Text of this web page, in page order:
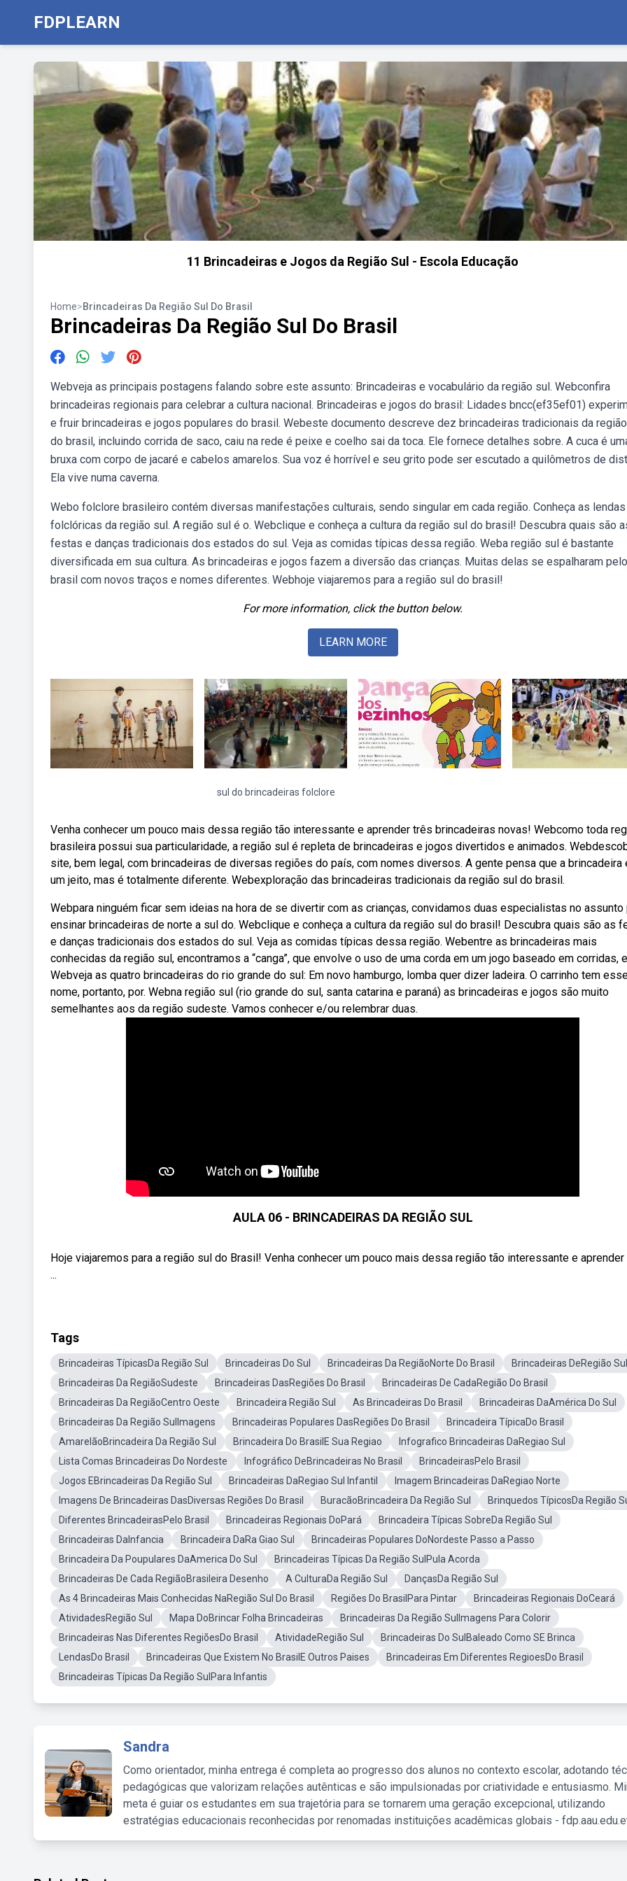
FDPLEARN
11 Brincadeiras e Jogos da Região Sul - Escola Educação
Home>Brincadeiras Da Região Sul Do Brasil
Brincadeiras Da Região Sul Do Brasil
Webveja as principais postagens falando sobre este assunto: Brincadeiras e vocabulário da região sul. Webconfira
brincadeiras regionais para celebrar a cultura nacional. Brincadeiras e jogos do brasil: Lidades bncc(ef35ef01)
e fruir brincadeiras e jogos populares do brasil. Webeste documento descreve dez brincadeiras tradicionais da
do brasil, incluindo corrida de saco, caiu na rede é peixe e coelho sai da toca. Ele fornece detalhes sobre. A cuca é
bruxa com corpo de jacaré e cabelos amarelos. Sua voz é horrível e seu grito pode ser escutado a quilômetros de
Ela vive numa caverna.
Webo folclore brasileiro contém diversas manifestações culturais, sendo singular em cada região. Conheça as lendas
folclóricas da região sul. A região sul é o. Webclique e conheça a cultura da região sul do brasil! Descubra quais são
festas e danças tradicionais dos estados do sul. Veja as comidas típicas dessa região. Weba região sul é bastante
diversificada em sua cultura. As brincadeiras e jogos fazem a diversão das crianças. Muitas delas se espalharam pelo
brasil com novos traços e nomes diferentes. Webhoje viajaremos para a região sul do brasil!
For more information, click the button below.
LEARN MORE
sul do brincadeiras folclore
Venha conhecer um pouco mais dessa região tão interessante e aprender três brincadeiras novas! Webcomo toda
brasileira possui sua particularidade, a região sul é repleta de brincadeiras e jogos divertidos e animados.
site, bem legal, com brincadeiras de diversas regiões do país, com nomes diversos. A gente pensa que a brincadeira
um jeito, mas é totalmente diferente. Webexploração das brincadeiras tradicionais da região sul do brasil.
Webpara ninguém ficar sem ideias na hora de se divertir com as crianças, convidamos duas especialistas no assunto
ensinar brincadeiras de norte a sul do. Webclique e conheça a cultura da região sul do brasil! Descubra quais são as
e danças tradicionais dos estados do sul. Veja as comidas típicas dessa região. Webentre as brincadeiras mais
conhecidas da região sul, encontramos a “canga”, que envolve o uso de uma corda em um jogo baseado em corridas,
Webveja as quatro brincadeiras do rio grande do sul: Em novo hamburgo, lomba quer dizer ladeira. O carrinho tem
nome, portanto, por. Webna região sul (rio grande do sul, santa catarina e paraná) as brincadeiras e jogos são muito
semelhantes aos da região sudeste. Vamos conhecer e/ou relembrar duas.
AULA 06 - BRINCADEIRAS DA REGIÃO SUL
Hoje viajaremos para a região sul do Brasil! Venha conhecer um pouco mais dessa região tão interessante e
...
Tags
Brincadeiras TípicasDa Região Sul Brincadeiras Do Sul Brincadeiras Da RegiãoNorte Do Brasil
Brincadeiras DeRegião Sul
Brincadeiras Da RegiãoSudeste
Brincadeiras DasRegiões Do Brasil
Brincadeiras De CadaRegião Do Brasil
Brincadeiras Da RegiãoCentro Oeste
Brincadeira Região Sul As Brincadeiras Do Brasil
Brincadeiras DaAmérica Do Sul
Brincadeiras Da Região SulImagens
Brincadeiras Populares DasRegiões Do Brasil
Brincadeira TípicaDo Brasil
AmarelãoBrincadeira Da Região Sul
Brincadeira Do BrasilE Sua Regiao
Infografico Brincadeiras DaRegiao Sul
Lista Comas Brincadeiras Do Nordeste
Infográfico DeBrincadeiras No Brasil
BrincadeirasPelo Brasil
Jogos EBrincadeiras Da Região Sul
Brincadeiras DaRegiao Sul Infantil
Imagem Brincadeiras DaRegiao Norte
Imagens De Brincadeiras DasDiversas Regiões Do Brasil
BuracãoBrincadeira Da Região Sul
Brinquedos TípicosDa Região
Diferentes BrincadeirasPelo Brasil
Brincadeiras Regionais DoPará
Brincadeira Típicas SobreDa Região Sul
Brincadeiras DaInfancia
Brincadeira DaRa Giao Sul
Brincadeiras Populares DoNordeste Passo a Passo
Brincadeira Da Poupulares DaAmerica Do Sul
Brincadeiras Típicas Da Região SulPula Acorda
Brincadeiras De Cada RegiãoBrasileira Desenho
A CulturaDa Região Sul
DançasDa Região Sul
As 4 Brincadeiras Mais Conhecidas NaRegião Sul Do Brasil
Regiões Do BrasilPara Pintar
Brincadeiras Regionais DoCeará
AtividadesRegião Sul
Mapa DoBrincar Folha Brincadeiras
Brincadeiras Da Região SulImagens Para Colorir
Brincadeiras Nas Diferentes RegiõesDo Brasil
AtividadeRegião Sul
Brincadeiras Do SulBaleado Como SE Brinca
LendasDo Brasil
Brincadeiras Que Existem No BrasilE Outros Paises
Brincadeiras Em Diferentes RegioesDo Brasil
Brincadeiras Típicas Da Região SulPara Infantis
Sandra
Como orientador, minha entrega é completa ao progresso dos alunos no contexto escolar, adotando
pedagógicas que valorizam relações autênticas e são impulsionadas por criatividade e entusiasmo.
meta é guiar os estudantes em sua trajetória para se tornarem uma geração excepcional, utilizando
estratégias educacionais reconhecidas por renomadas instituições acadêmicas globais -